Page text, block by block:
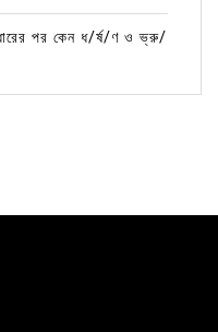
পর কেন ধ/র্ষ/ণ ও ভ্রু/